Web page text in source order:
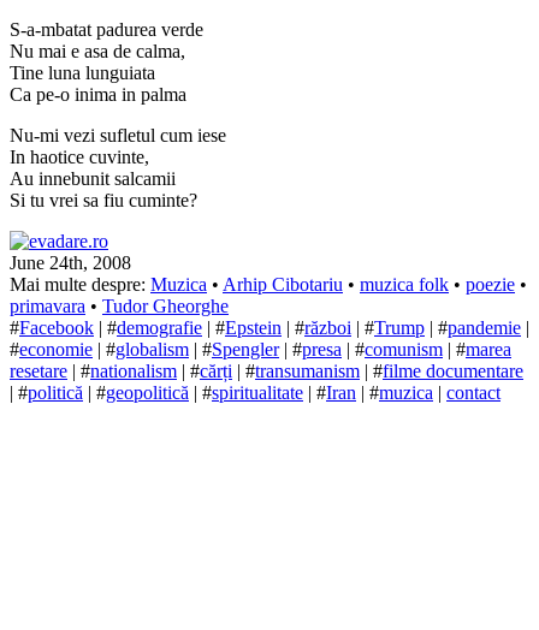
S-a-mbatat padurea verde
Nu mai e asa de calma,
Tine luna lunguiata
Ca pe-o inima in palma
Nu-mi vezi sufletul cum iese
In haotice cuvinte,
Au innebunit salcamii
Si tu vrei sa fiu cuminte?
June 24th, 2008
Mai multe despre: Muzica • Arhip Cibotariu • muzica folk • poezie •
primavara • Tudor Gheorghe
#Facebook | #demografie | #Epstein | #război | #Trump | #pandemie |
#economie | #globalism | #Spengler| #presa | #comunism | #marea
resetare | #nationalism | #cărți | #transumanism | #filme documentare
| #politică | #geopolitică | #spiritualitate | #Iran | #muzica | contact